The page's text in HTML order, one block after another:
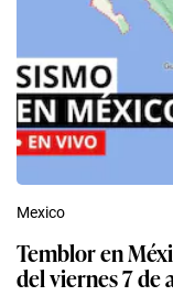
Mexico
Temblor en
del viernes 7 de